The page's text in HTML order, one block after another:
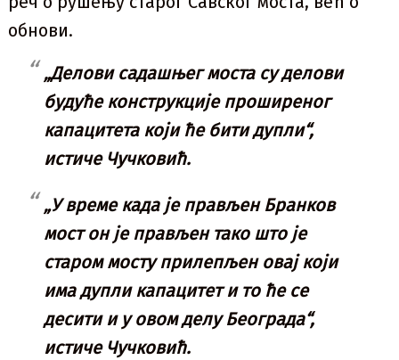
обнови.
„Делови садашњег моста су делови
будуће конструкције проширеног
капацитета који ће бити дупли“,
истиче Чучковић.
„У време када је прављен Бранков
мост он је прављен тако што је
старом мосту прилепљен овај који
има дупли капацитет и то ће се
десити и у овом делу Београда“,
истиче Чучковић.